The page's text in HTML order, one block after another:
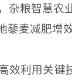
杂粮智慧农
藜麦减肥增
效利用关键